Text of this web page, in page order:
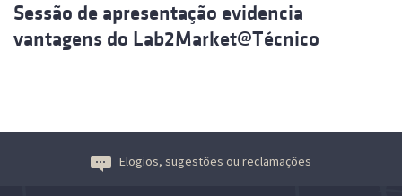
Sessão de apresentação evidencia
vantagens do Lab2Market@Técnico
Elogios, sugestões ou reclamações